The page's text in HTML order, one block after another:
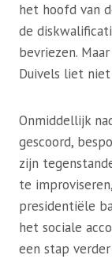
het hoofd van
de
bevriezen.
Duivels liet
Onmiddellijk
gescoord,
zijn
te
presidentiële
het sociale
een stap